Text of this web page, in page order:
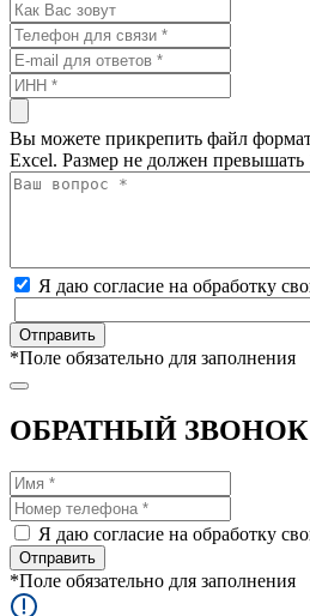
Вы можете прикрепить файл
Excel. Размер не должен
Я даю согласие на обработку
*Поле обязательно для заполнения
ОБРАТНЫЙ ЗВОНОК
Я даю согласие на обработку
*Поле обязательно для заполнения